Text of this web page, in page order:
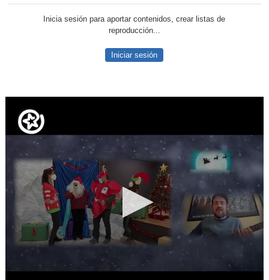
Inicia sesión para aportar contenidos, crear listas de
reproducción...
Iniciar sesión